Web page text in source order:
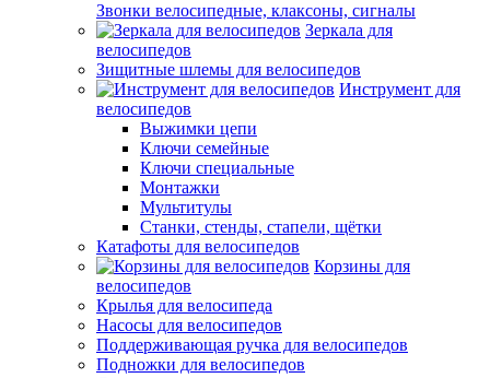
Звонки велосипедные, клаксоны, сигналы
Зеркала для
велосипедов
Зищитные шлемы для велосипедов
Инструмент для
велосипедов
Выжимки цепи
Ключи семейные
Ключи специальные
Монтажки
Мультитулы
Станки, стенды, стапели, щётки
Катафоты для велосипедов
Корзины для
велосипедов
Крылья для велосипеда
Насосы для велосипедов
Поддерживающая ручка для велосипедов
Подножки для велосипедов